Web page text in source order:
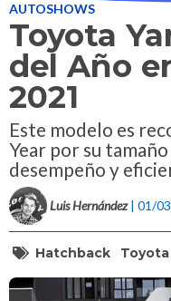
AUTOSHOWS
Toyota
del Año
2021
Este modelo es
Year por su
desempeño y
Luis Hernández | 01/
Hatchback Toyota